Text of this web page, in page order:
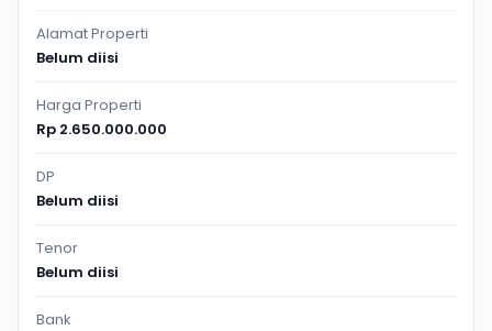
Alamat Properti
Belum diisi
Harga Properti
Rp 2.650.000.000
DP
Belum diisi
Tenor
Belum diisi
Bank